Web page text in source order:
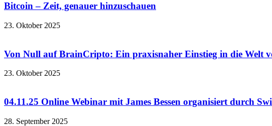
Bitcoin – Zeit, genauer hinzuschauen
23. Oktober 2025
Von Null auf BrainCripto: Ein praxisnaher Einstieg in die Welt
23. Oktober 2025
04.11.25 Online Webinar mit James Bessen organisiert durch
28. September 2025